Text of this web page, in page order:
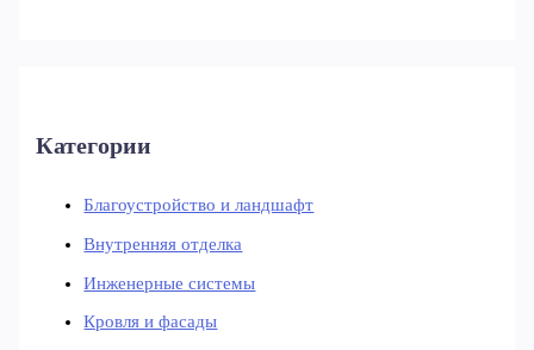
Категории
Благоустройство и ландшафт
Внутренняя отделка
Инженерные системы
Кровля и фасады